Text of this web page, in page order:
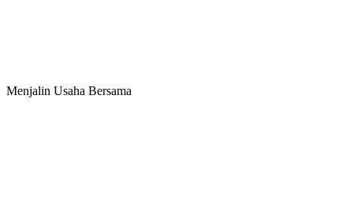
Menjalin Usaha Bersama